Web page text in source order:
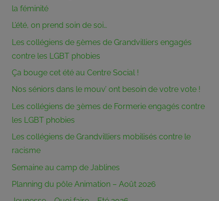
la féminité
L’été, on prend soin de soi…
Les collégiens de 5èmes de Grandvilliers engagés
contre les LGBT phobies
Ça bouge cet été au Centre Social !
Nos séniors dans le mouv’ ont besoin de votre vote !
Les collégiens de 3èmes de Formerie engagés contre
les LGBT phobies
Les collégiens de Grandvilliers mobilisés contre le
racisme
Semaine au camp de Jablines
Planning du pôle Animation – Août 2026